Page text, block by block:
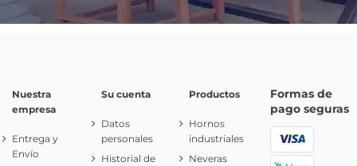
Nuestra
empresa
Entrega y
Envío
Su cuenta
Datos
personales
Historial de
Productos
Hornos
industriales
Neveras
Formas de
pago seguras